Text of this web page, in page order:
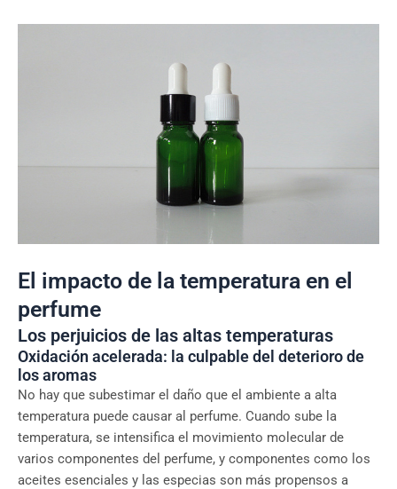
El impacto de la temperatura en el
perfume
Los perjuicios de las altas temperaturas
Oxidación acelerada: la culpable del deterioro de
los aromas
No hay que subestimar el daño que el ambiente a alta
temperatura puede causar al perfume. Cuando sube la
temperatura, se intensifica el movimiento molecular de
varios componentes del perfume, y componentes como los
aceites esenciales y las especias son más propensos a